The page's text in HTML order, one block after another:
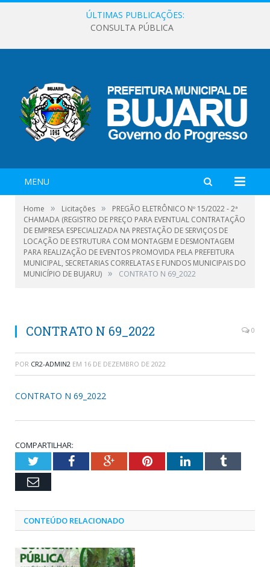
ÚLTIMAS PUBLICAÇÕES:
CONSULTA PÚBLICA
MENU
Home » Licitações »
PREGÃO ELETRÔNICO Nº 15/2022 - 2ª
CHAMADA (REGISTRO DE PREÇO PARA EVENTUAL CONTRATAÇÃO
DE EMPRESA ESPECIALIZADA NA PRESTAÇÃO DE SERVIÇOS DE
LOCAÇÃO DE ESTRUTURA COM MONTAGEM E DESMONTAGEM
PARA REALIZAÇÃO DE EVENTOS PROMOVIDA PELA PREFEITURA
MUNICIPAL, SECRETARIAS CORRELATAS E FUNDOS MUNICIPAIS DO
MUNICÍPIO DE BUJARU) » CONTRATO N 69_2022
CONTRATO N 69_2022 0
POR CR2-ADMIN2 EM 16 DE DEZEMBRO DE 2022
CONTRATO N 69_2022
COMPARTILHAR:
TwitterFacebookGoogle+PinterestLinkedInTumblr
Email
CONTEÚDO RELACIONADO